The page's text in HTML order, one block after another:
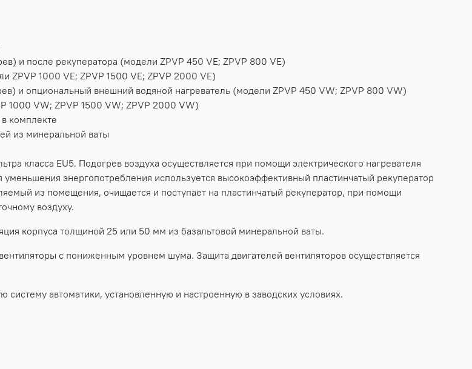
и после рекуператора (модели ZPVP 450 VE; ZPVP 800 VE)
ZPVP 1000 VE; ZPVP 1500 VE; ZPVP 2000 VE)
и опциональный внешний водяной нагреватель (модели ZPVP 450 VW; ZPVP 800 VW)
1000 VW; ZPVP 1500 VW; ZPVP 2000 VW)
комплекте
из минеральной ваты
класса EU5. Подогрев воздуха осуществляется при помощи электрического нагревателя
энергопотребления используется высокоэффективный пластинчатый рекуператор
из помещения, очищается и поступает на пластинчатый рекуператор, при помощи
воздуху.
корпуса толщиной 25 или 50 мм из базальтовой минеральной ваты.
с пониженным уровнем шума. Защита двигателей вентиляторов осуществляется
автоматики, установленную и настроенную в заводских условиях.